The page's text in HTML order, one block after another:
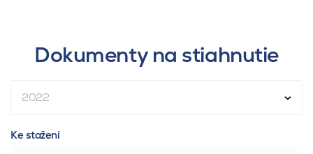
Dokumenty na stiahnutie
2022
Ke stažení